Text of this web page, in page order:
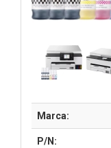
Marca:
P/N: